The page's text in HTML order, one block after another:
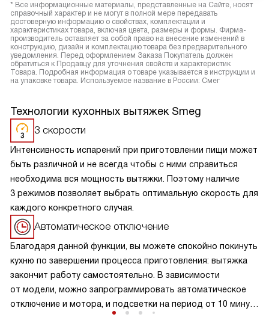
* Все информационные материалы, представленные на Сайте, носят
справочный характер и не могут в полной мере передавать
достоверную информацию о свойствах, комплектации и
характеристиках товара, включая цвета, размеры и формы. Фирма-
производитель оставляет за собой право на внесение изменений в
конструкцию, дизайн и комплектацию товара без предварительного
уведомления. Перед оформлением Заказа Покупатель должен
обратиться к Продавцу для уточнения свойств и характеристик
Товара. Подробная информация о товаре указывается в инструкции и
на упаковке товара. Используемое название в России: Смег
Технологии кухонных вытяжек Smeg
3 скорости
Интенсивность испарений при приготовлении пищи может
быть различной и не всегда чтобы с ними справиться
необходима вся мощность вытяжки. Поэтому наличие
3 режимов позволяет выбрать оптимальную скорость для
каждого конкретного случая.
Автоматическое отключение
Благодаря данной функции, вы можете спокойно покинуть
кухню по завершении процесса приготовления: вытяжка
закончит работу самостоятельно. В зависимости
от модели, можно запрограммировать автоматическое
отключение и мотора, и подсветки на период от 10 минут